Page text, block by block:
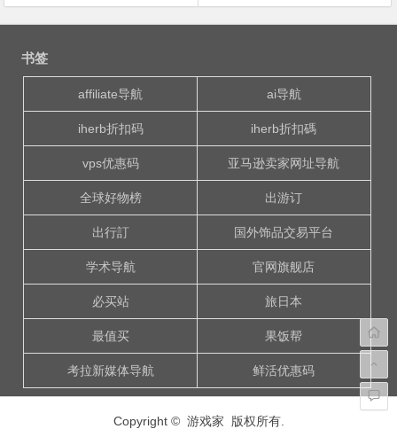
文
书签
affiliate导航 ai导航
iherb折扣码 iherb折扣碼
vps优惠码 亚马逊卖家网址导航
全球好物榜 出游订
出行訂 国外饰品交易平台
学术导航 官网旗舰店
必买站 旅日本
最值买 果饭帮
考拉新媒体导航 鲜活优惠码
Copyright © 游戏家 版权所有.